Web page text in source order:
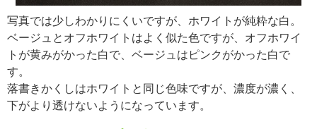
写真では少しわかりにくいですが、ホワイトが純粋な白。
ベージュとオフホワイトはよく似た色ですが、オフホワイ
トが黄みがかった白で、ベージュはピンクがかった白で
す。
落書きかくしはホワイトと同じ色味ですが、濃度が濃く、
下がより透けないようになっています。